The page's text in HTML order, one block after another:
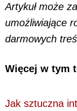
Artykuł może
umożliwiające
darmowych
Więcej w tym
Jak sztuczna